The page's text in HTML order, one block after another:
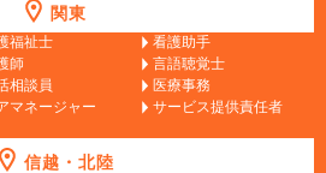
関東
福祉士
看護助手
師
言語聴覚士
相談員
医療事務
マネージャー サービス提供責任者
信越・北陸